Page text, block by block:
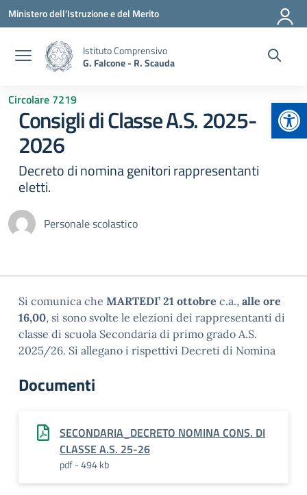
Vai ai contenuti
Vai al menu di navigazione
Vai al footer
Ministero dell'Istruzione e del Merito
Istituto Comprensivo
G. Falcone - R. Scauda
Circolare 7219
Consigli di Classe A.S. 2025-
2026
Decreto di nomina genitori rappresentanti
eletti.
Personale scolastico
Si comunica che MARTEDI’ 21 ottobre c.a., alle ore
16,00, si sono svolte le elezioni dei rappresentanti di
classe di scuola Secondaria di primo grado A.S.
2025/26. Si allegano i rispettivi Decreti di Nomina
Documenti
SECONDARIA_DECRETO NOMINA CONS. DI
CLASSE A.S. 25-26
pdf - 494 kb